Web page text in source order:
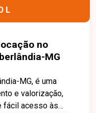
L
no
MG
MG, é uma
e valorização,
fácil acesso às